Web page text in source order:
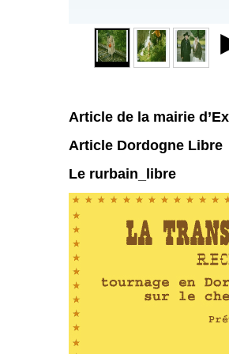
Article de la mairie
Article Dordogne Libre
Le rurbain_libre